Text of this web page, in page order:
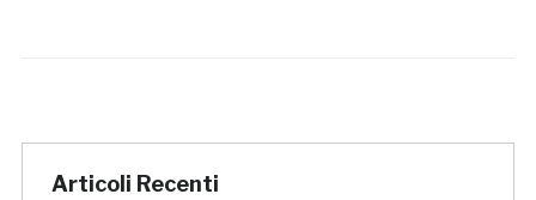
Articoli Recenti